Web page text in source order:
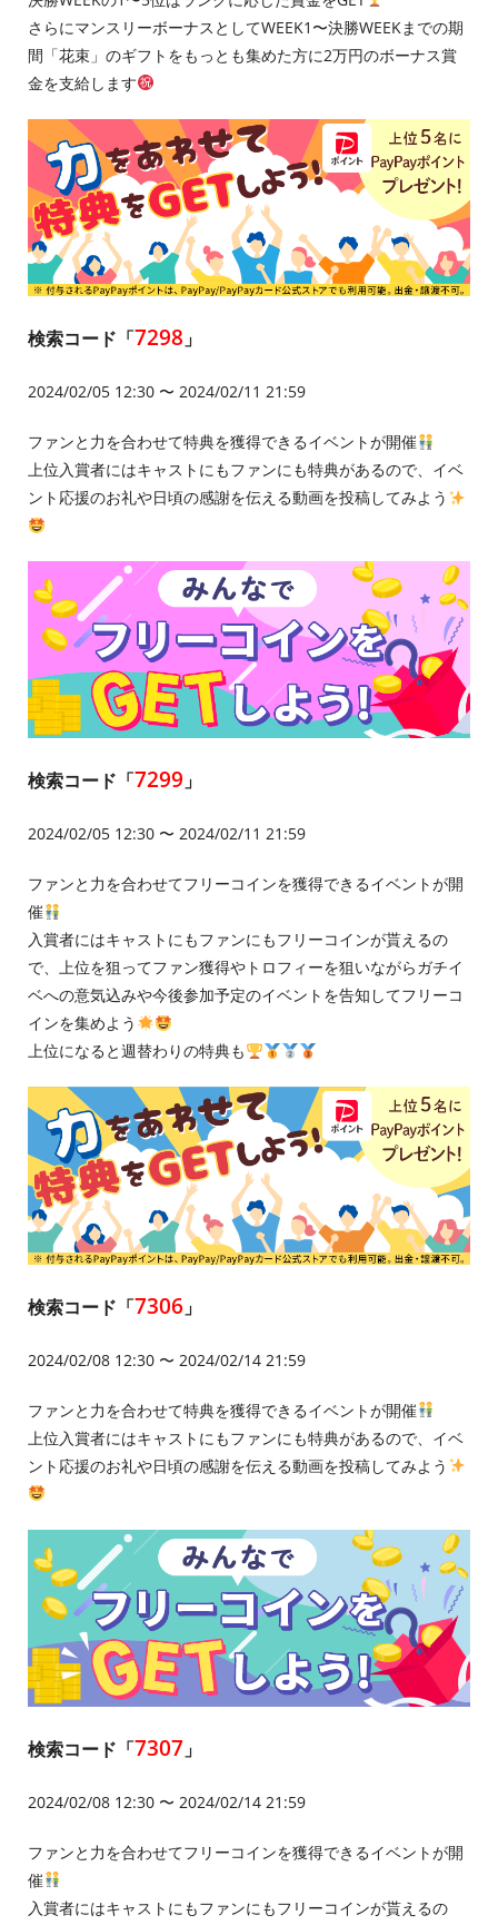
さらにマンスリーボーナスとしてWEEK1〜決勝WEEKまでの期
間「花束」のギフトをもっとも集めた方に2万円のボーナス賞
金を支給します
検索コード「7298 」
2024/02/05 12:30 〜 2024/02/11 21:59
ファンと力を合わせて特典を獲得できるイベントが開催
上位入賞者にはキャストにもファンにも特典があるので、イベ
ント応援のお礼や日頃の感謝を伝える動画を投稿してみよう
検索コード「7299 」
2024/02/05 12:30 〜 2024/02/11 21:59
ファンと力を合わせてフリーコインを獲得できるイベントが開
催
入賞者にはキャストにもファンにもフリーコインが貰えるの
で、上位を狙ってファン獲得やトロフィーを狙いながらガチイ
ベへの意気込みや今後参加予定のイベントを告知してフリーコ
インを集めよう
上位になると週替わりの特典も
検索コード「7306 」
2024/02/08 12:30 〜 2024/02/14 21:59
ファンと力を合わせて特典を獲得できるイベントが開催
上位入賞者にはキャストにもファンにも特典があるので、イベ
ント応援のお礼や日頃の感謝を伝える動画を投稿してみよう
検索コード「7307 」
2024/02/08 12:30 〜 2024/02/14 21:59
ファンと力を合わせてフリーコインを獲得できるイベントが開
催
入賞者にはキャストにもファンにもフリーコインが貰えるの